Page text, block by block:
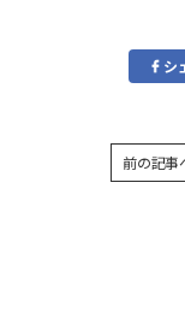
フォト
お電
シ
前の記事